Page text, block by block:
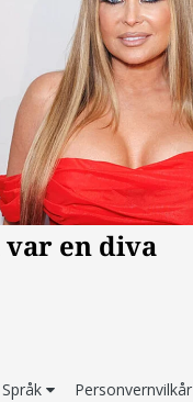
Språk Personvernvilkår